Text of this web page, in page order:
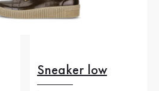
Sneaker low